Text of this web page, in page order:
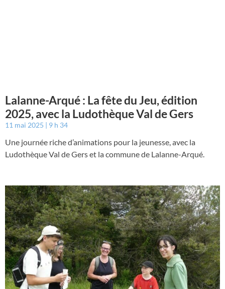
Lalanne-Arqué : La fête du Jeu, édition
2025, avec la Ludothèque Val de Gers
11 mai 2025 9 h 34
Une journée riche d’animations pour la jeunesse, avec la
Ludothèque Val de Gers et la commune de Lalanne-Arqué.